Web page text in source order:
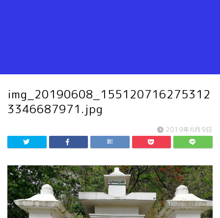
img_20190608_155120716275312
3346687971.jpg
2019年6月9日